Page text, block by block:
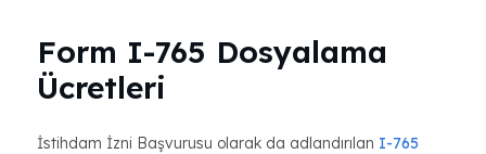
Form I-765 Dosyalama
Ücretleri
İstihdam İzni Başvurusu olarak da adlandırılan I-765